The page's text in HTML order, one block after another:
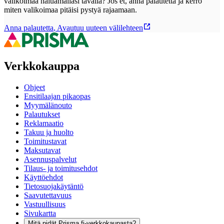
miten valikoimaa pitäisi pystyä rajaamaan.
Anna palautetta, Avautuu uuteen välilehteen
Verkkokauppa
Ohjeet
Ensitilaajan pikaopas
Myymälänouto
Palautukset
Reklamaatio
Takuu ja huolto
Toimitustavat
Maksutavat
Asennuspalvelut
Tilaus- ja toimitusehdot
Käyttöehdot
Tietosuojakäytäntö
Saavutettavuus
Vastuullisuus
Sivukartta